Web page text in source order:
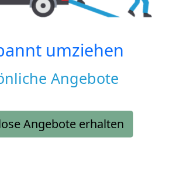
umziehen
Angebote
Angebote erhalten